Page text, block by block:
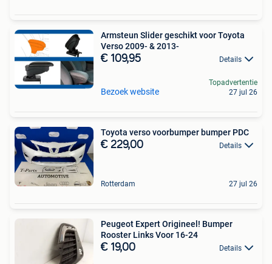
Armsteun Slider geschikt voor Toyota
Verso 2009- & 2013-
€ 109,95 Details
Bezoek website
Topadvertentie
27 jul 26
Toyota verso voorbumper bumper PDC
€ 229,00 Details
Rotterdam 27 jul 26
Peugeot Expert Origineel! Bumper
Rooster Links Voor 16-24
€ 19,00 Details